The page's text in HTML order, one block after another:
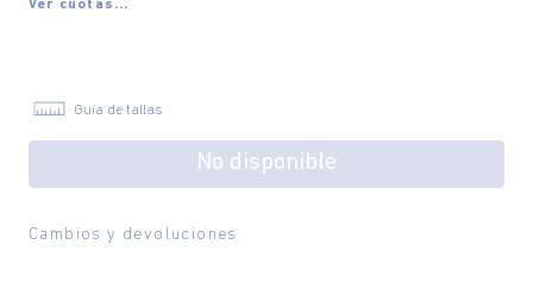
Ver cuotas...
Guía de tallas
No disponible
Cambios y devoluciones